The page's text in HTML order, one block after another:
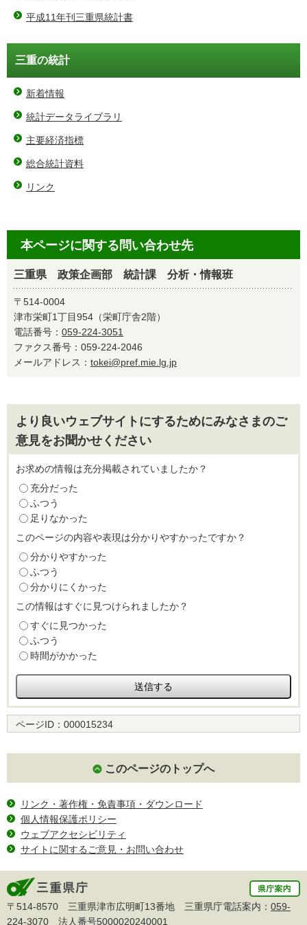
平成11年刊三重県統計書
三重の統計
新着情報
統計データライブラリ
主要経済指標
総合統計資料
リンク
本ページに関する問い合わせ先
三重県 政策企画部 統計課 分析・情報班
〒514-0004
津市栄町1丁目954（栄町庁舎2階）
電話番号： 059-224-3051
ファクス番号：059-224-2046
メールアドレス： tokei@pref.mie.lg.jp
より良いウェブサイトにするためにみなさまのご
意見をお聞かせください
お求めの情報は充分掲載されていましたか？
充分だった
ふつう
足りなかった
このページの内容や表現は分かりやすかったですか？
分かりやすかった
ふつう
分かりにくかった
この情報はすぐに見つけられましたか？
すぐに見つかった
ふつう
時間がかかった
ページID： 000015234
このページのトップへ
リンク・著作権・免責事項・ダウンロード
個人情報保護ポリシー
ウェブアクセシビリティ
サイトに関するご意見・お問い合わせ
〒514-8570 三重県津市広明町13番地 三重県庁電話案内： 059-
224-3070 法人番号5000020240001